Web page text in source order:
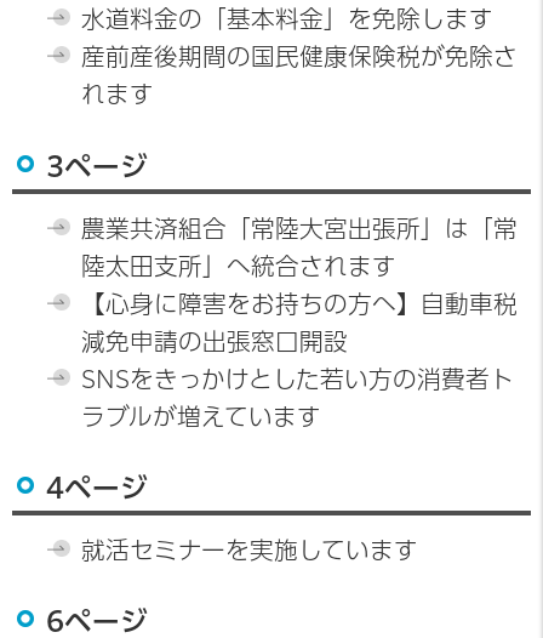
水道料金の「基本料金」を免除します
産前産後期間の国民健康保険税が免除さ
れます
3ページ
農業共済組合「常陸大宮出張所」は「常
陸太田支所」へ統合されます
【心身に障害をお持ちの方へ】自動車税
減免申請の出張窓口開設
SNSをきっかけとした若い方の消費者ト
ラブルが増えています
4ページ
就活セミナーを実施しています
6ページ